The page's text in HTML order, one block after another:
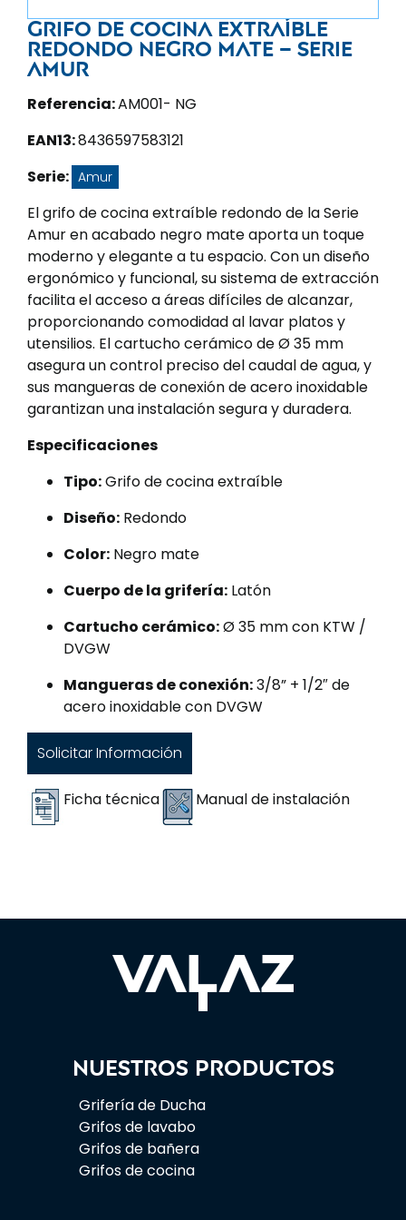
Grifo de cocina extraíble
redondo negro mate – Serie
Amur
Referencia:AM001- NG
EAN13:8436597583121
Serie: Amur
El grifo de cocina extraíble redondo de la Serie
Amur en acabado negro mate aporta un toque
moderno y elegante a tu espacio. Con un diseño
ergonómico y funcional, su sistema de extracción
facilita el acceso a áreas difíciles de alcanzar,
proporcionando comodidad al lavar platos y
utensilios. El cartucho cerámico de Ø 35 mm
asegura un control preciso del caudal de agua, y
sus mangueras de conexión de acero inoxidable
garantizan una instalación segura y duradera.
Especificaciones
Tipo:Grifo de cocina extraíble
Diseño: Redondo
Color: Negro mate
Cuerpo de la grifería: Latón
Cartucho cerámico:Ø 35 mm con KTW /
DVGW
Mangueras de conexión:3/8” + 1/2″ de
acero inoxidable con DVGW
Solicitar Información
Ficha técnica Manual de instalación
Nuestros productos
Grifería de Ducha
Grifos de lavabo
Grifos de bañera
Grifos de cocina